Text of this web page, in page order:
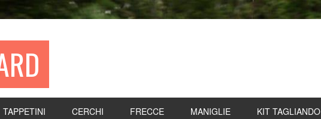
TAPPETINI CERCHI FRECCE MANIGLIE KIT TAGLIANDO